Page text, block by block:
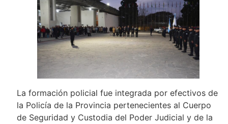
La formación policial fue integrada por efectivos de
la Policía de la Provincia pertenecientes al Cuerpo
de Seguridad y Custodia del Poder Judicial y de la